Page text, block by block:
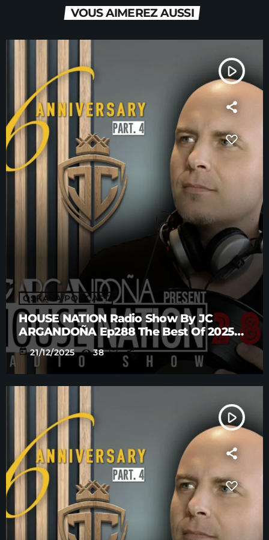
VOUS AIMEREZ AUSSI
play_arrow
OSKANA PODCAST
HOUSE NATION Radio Show By JC
ARGANDOÑA Ep288 The Best Of 2025
Anniversary Part. 5
today 21/12/2025 38
play_arrow